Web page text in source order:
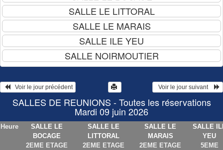
   Voir le jour précédent
  Voir le jour suivant
SALLES DE REUNIONS - Toutes les réservations
Mardi 09 juin 2026
Heure
SALLE LE
BOCAGE
2EME ETAGE
SALLE LE
LITTORAL
2EME ETAGE
SALLE LE
MARAIS
2EME ETAGE
SALLE
YEU
5EME